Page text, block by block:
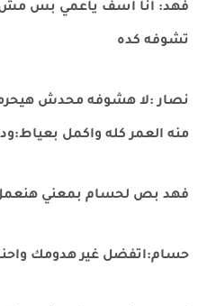
فهد: انا اسف ياعمي بس
تشوفه كده
نصار :لا هشوفه محدش
منه العمر كله واكمل
فهد بص لحسام بمعني
حسام:اتفضل غير هدومك